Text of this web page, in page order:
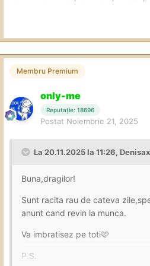
Membru Premium
only-me
Reputație: 18696
Postat Noiembrie 21, 2025
La 20.11.2025 la 11:26, Denisax
Buna,dragilor!
Sunt racita rau de cateva
anunt cand revin la munca.
Va imbratisez pe toti🩷
P.S.